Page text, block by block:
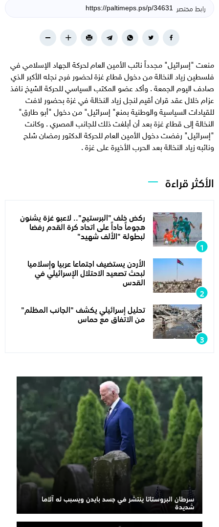
رابط مختصر
منعت "إسرائيل" مجدداً نائب الأمين العام لحركة الجهاد الإسلامي في
فلسطين زياد النخالة من دخول قطاع غزة لحضور فرح نجله الأكبر الذي
صادف اليوم الجمعة . وأكد عضو المكتب السياسي للحركة الشيخ نافذ
عزام خلال عقد قران أقيم لنجل زياد النخالة في غزة بحضور لافت
للقيادات السياسية والوطنية بمنع" إسرائيل" من دخول "أبو طارق"
النخالة إلى قطاع غزة بعد أن أبلغت ذلك للجانب المصري . وكانت
"إسرائيل" رفضت دخول الأمين العام للحركة الدكتور رمضان شلح
ونائبه زياد النخالة بعد الحرب الأخيرة على غزة .
الأكثر قراءة
ركض خلف "البرستيج".. لاعبو غزة يشنون
هجوماً حاداً على اتحاد كرة القدم رفضا
لبطولة "الألف شهيد"
الأردن يستضيف اجتماعا عربيا وإسلاميا
لبحث تصعيد الاحتلال الإسرائيلي في
القدس
تحليل إسرائيلي يكشف "الجانب المظلم"
من الاتفاق مع حماس
سرطان البروستاتا ينتشر في جسد بايدن ويسبب له آلاما
شديدة